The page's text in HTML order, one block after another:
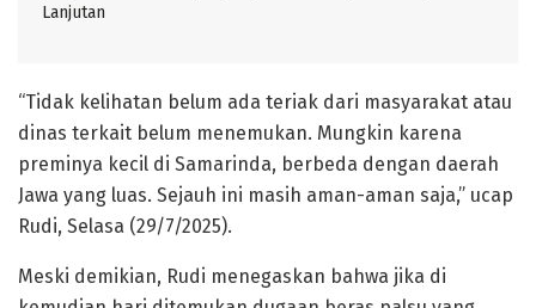
Lanjutan
“Tidak kelihatan belum ada teriak dari masyarakat atau
dinas terkait belum menemukan. Mungkin karena
preminya kecil di Samarinda, berbeda dengan daerah
Jawa yang luas. Sejauh ini masih aman-aman saja,” ucap
Rudi, Selasa (29/7/2025).
Meski demikian, Rudi menegaskan bahwa jika di